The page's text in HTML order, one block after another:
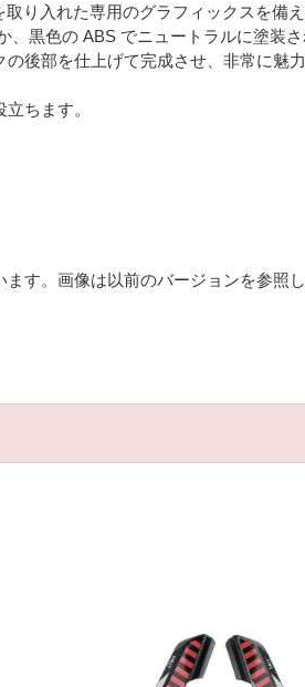
り入れた専用のグラフィックスを備
黒色の ABS でニュートラルに塗装
後部を仕上げて完成させ、非常に魅
ちます。
す。画像は以前のバージョンを参照